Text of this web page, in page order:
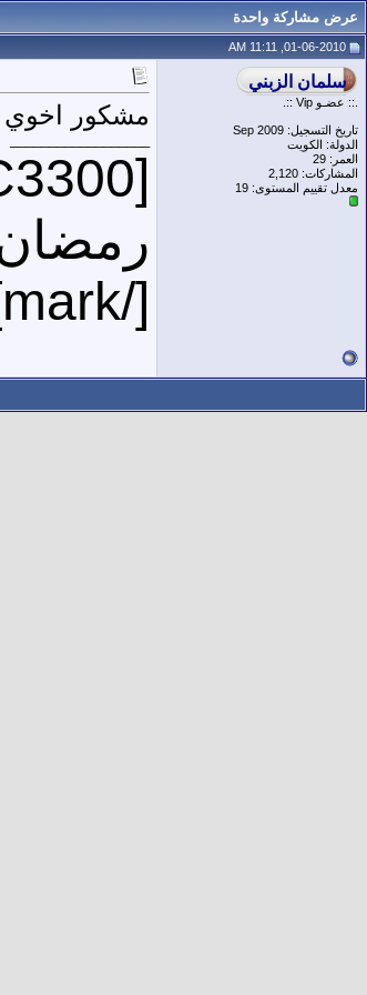
عرض مشاركة واحدة
.:: عضـو Vip ::.
تاريخ التسجيل: Sep 2009
الدولة: الكويت
العمر: 29
المشاركات: 2,120
معدل تقييم المستوى: 19
مشكور اخوي
[mark=#CC3300]
[/mark]